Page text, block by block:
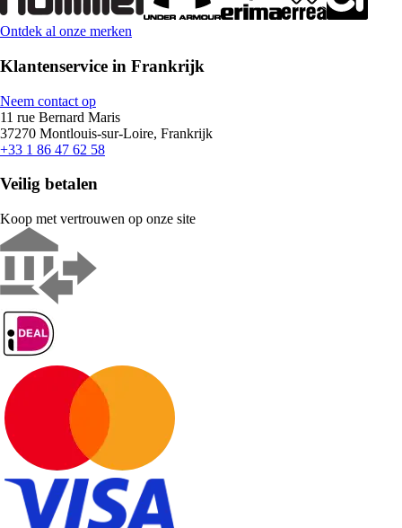
Ontdek al onze merken
Klantenservice in Frankrijk
Neem contact op
11 rue Bernard Maris
37270 Montlouis-sur-Loire, Frankrijk
+33 1 86 47 62 58
Veilig betalen
Koop met vertrouwen op onze site